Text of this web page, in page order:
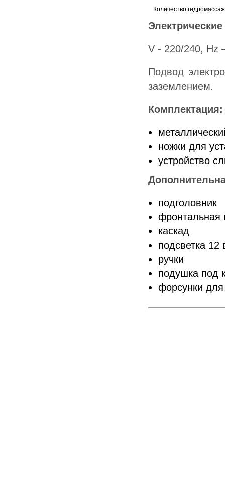
Количество
V - 220/240, Hz
Подвод
заземлением.
Комплектация:
ножки для
устройство
подголовник
фронтальная
каскад
подсветка 12
ручки
подушка под
форсунки